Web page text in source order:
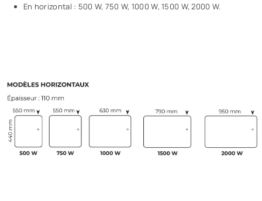
En horizontal : 500 W, 750 W, 1000 W, 1500 W, 2000 W.